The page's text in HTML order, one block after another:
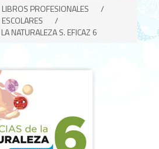
LIBROS PROFESIONALES
/
ESCOLARES
/
NATURALEZA S. EFICAZ 6